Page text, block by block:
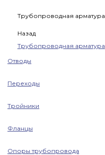
Трубопроводная арматура
Назад
Трубопроводная арматура
Отводы
Переходы
Тройники
Фланцы
Опоры трубопровода